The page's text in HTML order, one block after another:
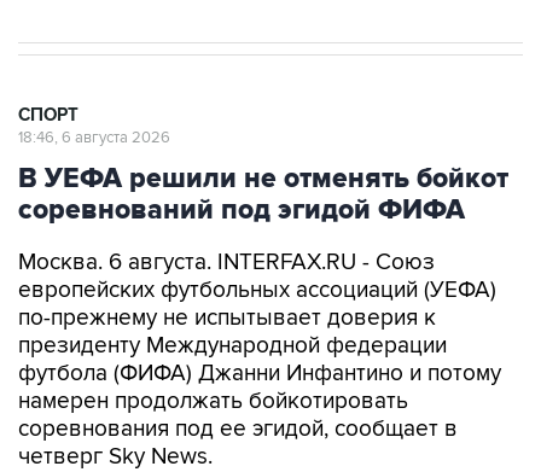
СПОРТ
18:46, 6 августа 2026
В УЕФА решили не отменять бойкот
соревнований под эгидой ФИФА
Москва. 6 августа. INTERFAX.RU - Союз
европейских футбольных ассоциаций (УЕФА)
по-прежнему не испытывает доверия к
президенту Международной федерации
футбола (ФИФА) Джанни Инфантино и потому
намерен продолжать бойкотировать
соревнования под ее эгидой, сообщает в
четверг Sky News.